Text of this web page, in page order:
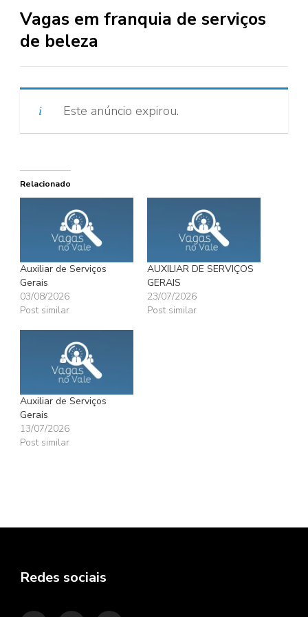
Vagas em franquia de serviços
de beleza
Este anúncio expirou.
Relacionado
Auxiliar de Serviços
Gerais
03/08/2026
Post similar
AUXILIAR DE SERVIÇOS
GERAIS
23/07/2026
Post similar
Auxiliar de Serviços
Gerais
13/07/2026
Post similar
Redes sociais